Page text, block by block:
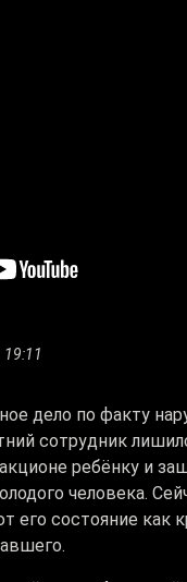
дело по факту
сотрудник
ребёнку и
человека.
его состояние как